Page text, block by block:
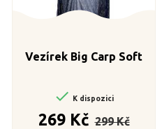
Vezírek Big Carp Soft
 K dispozici
269 Kč cena
299 Kč